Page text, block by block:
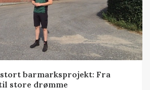
barmarksprojekt: Fra
store drømme